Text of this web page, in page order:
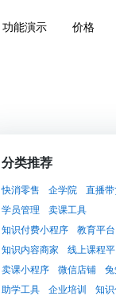
功能演示 价格
分类推荐
快消零售 企学院
直播带
学员管理
卖课工具
知识付费小程序
教育平台
知识内容商家
线上课程
卖课小程序
微信店铺
助学工具
企业培训
知